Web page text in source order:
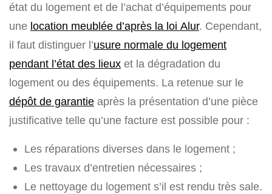
état du logement et de l’achat d’équipements pour
une location meublée d’après la loi Alur. Cependant,
il faut distinguer l’usure normale du logement
pendant l’état des lieux et la dégradation du
logement ou des équipements. La retenue sur le
dépôt de garantie après la présentation d’une pièce
justificative telle qu’une facture est possible pour :
Les réparations diverses dans le logement ;
Les travaux d’entretien nécessaires ;
Le nettoyage du logement s’il est rendu très sale.